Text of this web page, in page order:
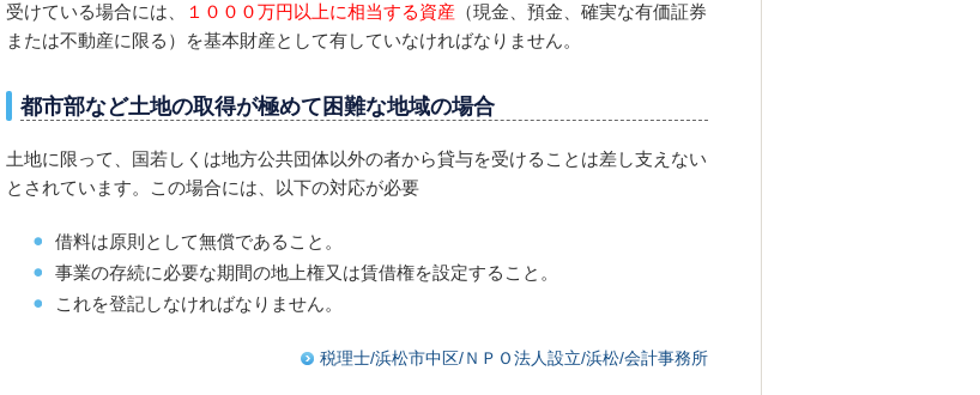
受けている場合には、
１０００万円以上に相当する資産 （現金、預金、確実な有価証券
または不動産に限る）を基本財産として有していなければなりません。
都市部など土地の取得が極めて困難な地域の場合
土地に限って、国若しくは地方公共団体以外の者から貸与を受けることは差し支えない
とされています。この場合には、以下の対応が必要
借料は原則として無償であること。
事業の存続に必要な期間の地上権又は賃借権を設定すること。
これを登記しなければなりません。
税理士/浜松市中区/ＮＰＯ法人設立/浜松/会計事務所